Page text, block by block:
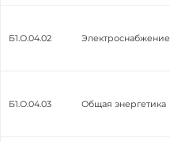
Б1.О.04.02 Электроснабжение
Б1.О.04.03 Общая энергетика